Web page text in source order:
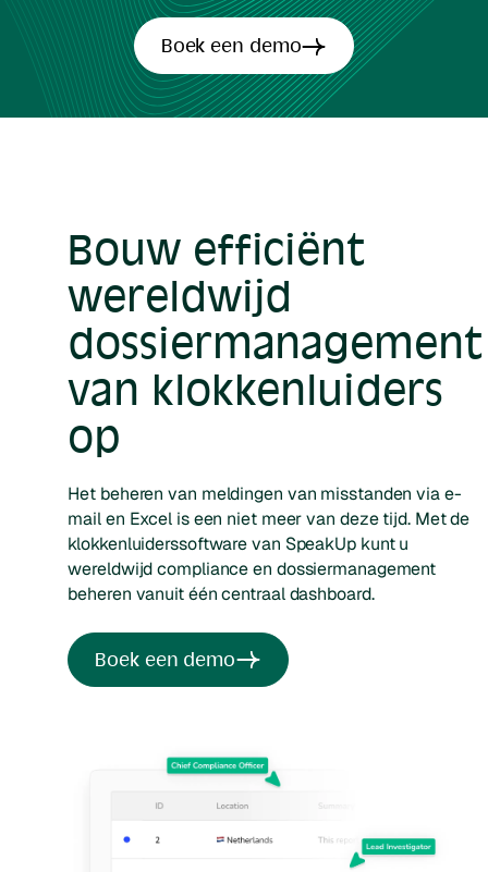
Boek een demo
Bouw efficiënt
wereldwijd
dossiermanagement
van klokkenluiders
op
Het beheren van meldingen van misstanden via e-
mail en Excel is een niet meer van deze tijd. Met de
klokkenluiderssoftware van SpeakUp kunt u
wereldwijd compliance en dossiermanagement
beheren vanuit één centraal dashboard.
Boek een demo